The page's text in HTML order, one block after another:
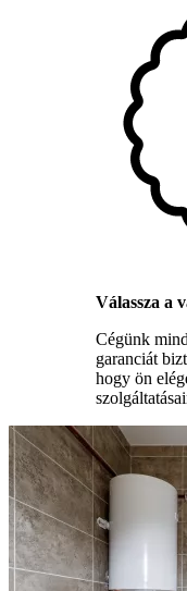
Válassza a
Cégünk
garanciát
hogy ön